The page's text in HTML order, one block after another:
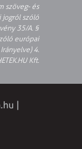
szöveg- és
jogról szóló
35/A. §
európai
4.
Kft.